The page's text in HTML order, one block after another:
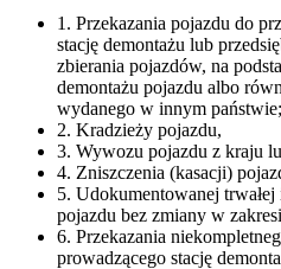
1. Przekazania pojazdu do
stację demontażu lub
zbierania pojazdów, na
demontażu pojazdu albo
wydanego w innym państwie;
2. Kradzieży pojazdu,
3. Wywozu pojazdu z kraju
4. Zniszczenia (kasacji)
5. Udokumentowanej trwałej
pojazdu bez zmiany w
6. Przekazania
prowadzącego stację